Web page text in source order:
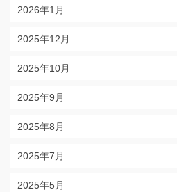
2026年1月
2025年12月
2025年10月
2025年9月
2025年8月
2025年7月
2025年5月